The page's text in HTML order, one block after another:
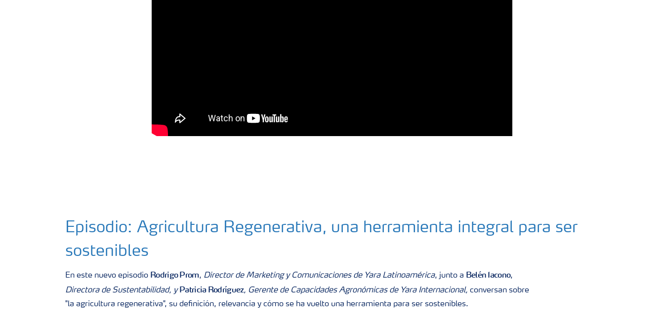
Episodio: Agricultura Regenerativa, una herramienta integral para ser
sostenibles
En este nuevo episodio Rodrigo Prom, Director de Marketing y Comunicaciones de Yara Latinoamérica, junto a Belén Iacono,
Directora de Sustentabilidad, yPatricia Rodríguez, Gerente de Capacidades Agronómicas de Yara Internacional, conversan sobre
"la agricultura regenerativa", su definición, relevancia y cómo se ha vuelto una herramienta para ser sostenibles.